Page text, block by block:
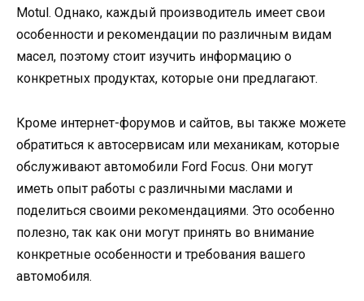
Motul. Однако, каждый производитель имеет свои
особенности и рекомендации по различным видам
масел, поэтому стоит изучить информацию о
конкретных продуктах, которые они предлагают.
Кроме интернет-форумов и сайтов, вы также можете
обратиться к автосервисам или механикам, которые
обслуживают автомобили Ford Focus. Они могут
иметь опыт работы с различными маслами и
поделиться своими рекомендациями. Это особенно
полезно, так как они могут принять во внимание
конкретные особенности и требования вашего
автомобиля.